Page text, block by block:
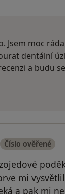
Jsem moc
dentální
a budu
Číslo ověřené
mi
a pak mi